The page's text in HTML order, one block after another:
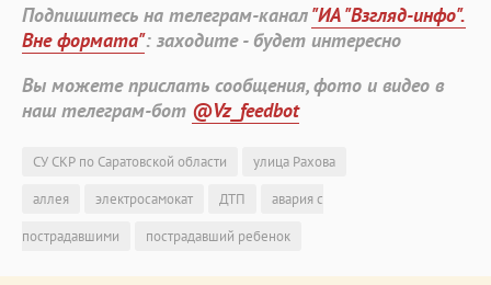
Подпишитесь на телеграм-канал"ИА "Взгляд-инфо".
Вне формата": заходите - будет интересно
Вы можете прислать сообщения, фото и видео в
наш телеграм-бот @Vz_feedbot
СУ СКР по Саратовской области
улица Рахова
аллея
электросамокат ДТП
авария с
пострадавшими
пострадавший ребенок